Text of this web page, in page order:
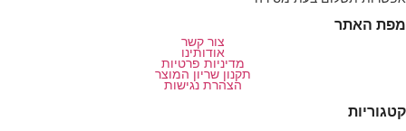
מפת האתר
צור קשר
אודותינו
מדיניות פרטיות
תקנון שריון המוצר
הצהרת נגישות
קטגוריות